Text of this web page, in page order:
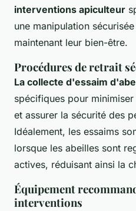
interventions apiculteur
une manipulation
maintenant leur bien-être.
Procédures de retrait
La collecte d'essaim
spécifiques pour
et assurer la sécurité des
Idéalement, les essaims
lorsque les abeilles sont
actives, réduisant ainsi la
Équipement
interventions